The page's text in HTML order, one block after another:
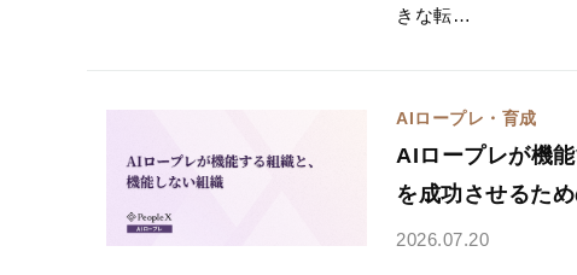
きな転…
AIロープレ・育成
AIロープレが機
を成功させるた
2026.07.20